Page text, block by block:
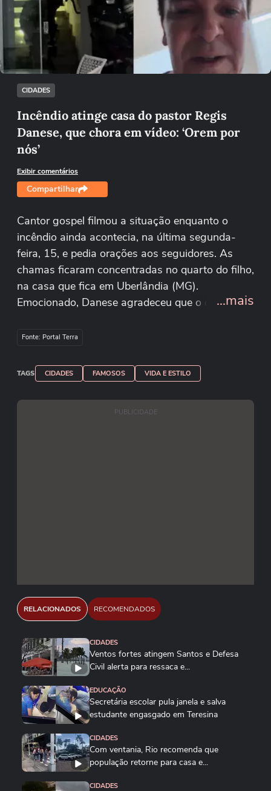
Não foi possível reproduzir o vídeo
Tentar novamente
CIDADES
Incêndio atinge casa do pastor Regis
Danese, que chora em vídeo: ‘Orem por
nós’
Exibir comentários
Compartilhar
Cantor gospel filmou a situação enquanto o
incêndio ainda acontecia, na última segunda-
feira, 15, e pedia orações aos seguidores. As
chamas ficaram concentradas no quarto do filho,
na casa que fica em Uberlândia (MG).
Emocionado, Danese agradeceu que o cômodo
bombeiros que atenderam a ocorrência. Imagens:
...mais
Fonte: Portal Terra
TAGS CIDADES FAMOSOS VIDA E ESTILO
PUBLICIDADE
RELACIONADOS RECOMENDADOS
CIDADES
Ventos fortes atingem Santos e Defesa
Civil alerta para ressaca e...
EDUCAÇÃO
Secretária escolar pula janela e salva
estudante engasgado em Teresina
CIDADES
Com ventania, Rio recomenda que
população retorne para casa e...
CIDADES